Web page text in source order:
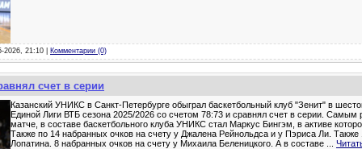
2026, 21:10 | Комментарии (0)
счет в серии
Казанский УНИКС в Санкт-Петербурге обыграл баскетбольный клуб "Зенит" в
Единой Лиги ВТБ сезона 2025/2026 со счетом 78:73 и сравнял счет в серии. Самым
матче, в составе баскетбольного клуба УНИКС стал Маркус Бингэм, в активе
Также по 14 набранных очков на счету у Джалена Рейнольдса и у Пэриса Ли. Также
Лопатина. 8 набранных очков на счету у Михаила Беленицкого. А в составе